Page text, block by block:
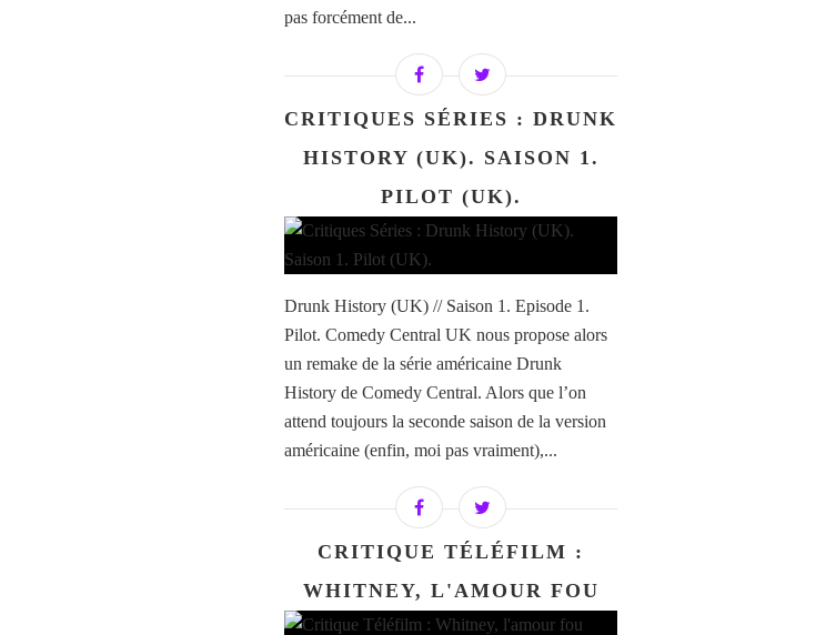
pas forcément de...
CRITIQUES SÉRIES : DRUNK
HISTORY (UK). SAISON 1.
PILOT (UK).
Drunk History (UK) // Saison 1. Episode 1.
Pilot. Comedy Central UK nous propose alors
un remake de la série américaine Drunk
History de Comedy Central. Alors que l’on
attend toujours la seconde saison de la version
américaine (enfin, moi pas vraiment),...
CRITIQUE TÉLÉFILM :
WHITNEY, L'AMOUR FOU